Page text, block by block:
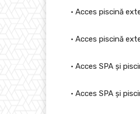
• Acces piscină
• Acces piscină
• Acces SPA și
• Acces SPA și